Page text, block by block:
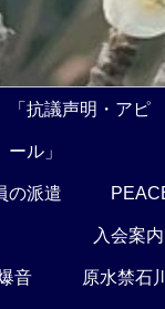
「抗議声明・アピ
ール」
派遣
入会案内
音 原水禁石